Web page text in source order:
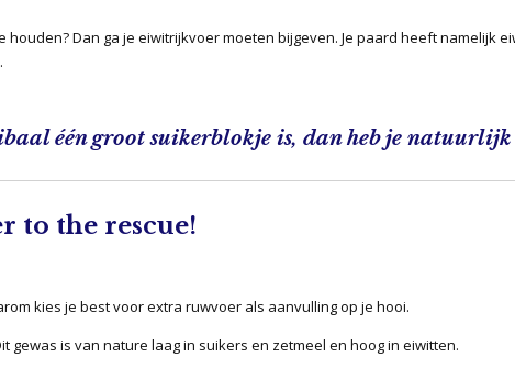
houden? Dan ga je eiwitrijkvoer moeten bijgeven. Je paard heeft namelijk
één groot suikerblokje is, dan heb je natuurlijk
to the rescue!
kies je best voor extra ruwvoer als aanvulling op je hooi.
gewas is van nature laag in suikers en zetmeel en hoog in eiwitten.